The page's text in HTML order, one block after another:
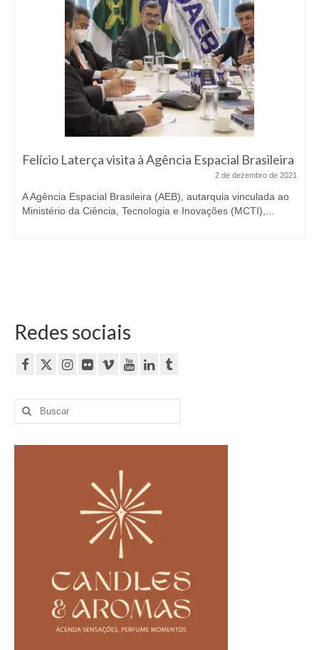
Felício Laterça visita à Agência Espacial Brasileira
2 de dezembro de 2021
A Agência Espacial Brasileira (AEB), autarquia vinculada ao
Ministério da Ciência, Tecnologia e Inovações (MCTI),...
Redes sociais
Buscar
por: